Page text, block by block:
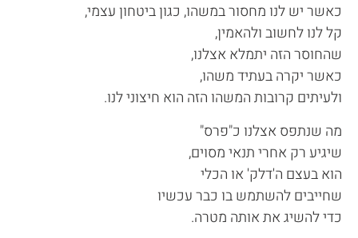
כאשר יש לנו מחסור במשהו, כגון ביטחון עצמי,
קל לנו לחשוב ולהאמין,
שהחוסר הזה יתמלא אצלנו,
כאשר יקרה בעתיד משהו,
ולעיתים קרובות המשהו הזה הוא חיצוני לנו.
מה שנתפס אצלנו כ"פרס"
שיגיע רק אחרי תנאי מסוים,
הוא בעצם ה'דלק' או הכלי
שחייבים להשתמש בו כבר עכשיו
כדי להשיג את אותה מטרה.